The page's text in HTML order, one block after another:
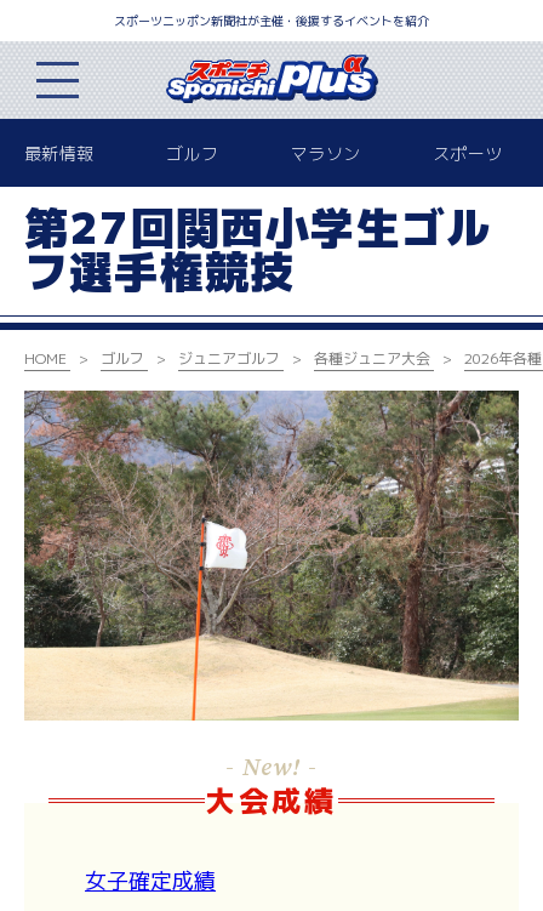
スポーツニッポン新聞社が主催・後援するイベントを紹介
最新情報 ゴルフ マラソン スポーツ
第27回関西小学生ゴル
フ選手権競技
HOME ゴルフ ジュニアゴルフ 各種ジュニア大会 2026年各
- New! -
大会成績
女子確定成績